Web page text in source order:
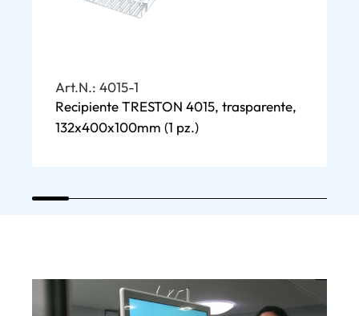
Art.N.: 4015-1
Recipiente TRESTON 4015, trasparente,
132x400x100mm (1 pz.)